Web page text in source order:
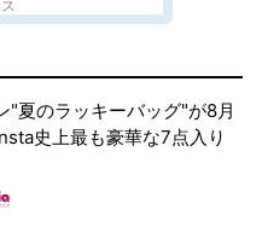
"夏のラッキーバッグ"が8月
史上最も豪華な7点入り